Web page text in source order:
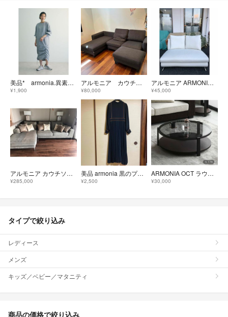
美品* armonia.異素材シャーリングワンピース
¥1,900
アルモニア カウチソファ NUBE
¥80,000
アルモニア ARMONIA 2Pソファ PUホワイト
¥45,000
アルモニア カウチソファ
¥285,000
美品 armonia 黒のプリーツワンピース フリーサイズ
¥2,500
ARMONIA OCT ラウンドテーブル アルモニア
¥30,000
タイプで絞り込み
レディース
メンズ
キッズ／ベビー／マタニティ
商品の価格で絞り込み